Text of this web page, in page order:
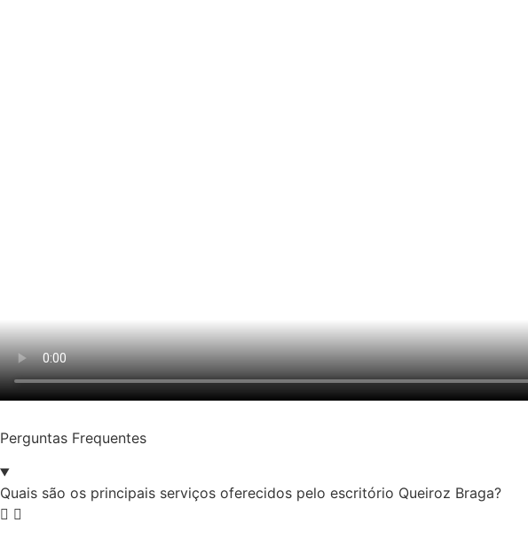
Perguntas Frequentes
Quais são os principais serviços oferecidos pelo escritório Queiroz Braga?